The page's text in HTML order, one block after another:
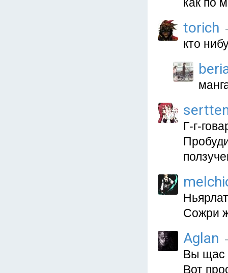
torich
кто
Г-г-
Сожри
Aglan
Вы щас
Вот